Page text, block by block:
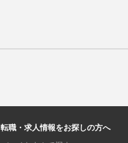
転職・求人情報をお探しの方へ